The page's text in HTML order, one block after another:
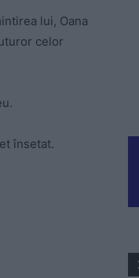
lui, Oana
celor
însetat.